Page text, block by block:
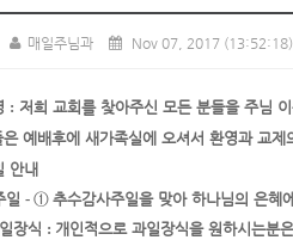
매일주님과 Nov 07, 2017 (13:52:18)
: 저희 교회를 찾아주신 모든 분들을 주님
예배후에 새가족실에 오셔서 환영과 교
안내
일 - ① 추수감사주일을 맞아 하나님의 은혜
장식 : 개인적으로 과일장식을 원하시는분